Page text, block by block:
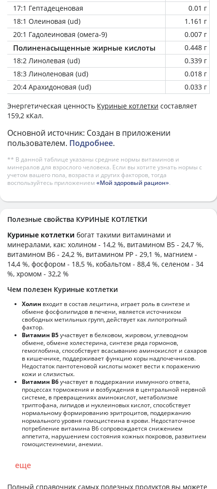
17:1 Гептадеценовая
0.01 г
18:1 Олеиновая (ud)
1.161 г
20:1 Гадолеиновая (омега-9)
0.007 г
Полиненасыщенные жирные кислоты
0.448 г
18:2 Линолевая (ud)
0.339 г
18:3 Линоленовая (ud)
0.018 г
20:4 Арахидоновая (ud)
0.033 г
Энергетическая ценность Куриные котлетки составляет
159,2 кКал.
Основной источник: Создан в приложении
пользователем. Подробнее.
** В данной таблице указаны средние нормы витаминов и
минералов для взрослого человека. Если вы хотите узнать нормы с
учетом вашего пола, возраста и других факторов, тогда
воспользуйтесь приложением «Мой здоровый рацион».
Полезные свойства КУРИНЫЕ КОТЛЕТКИ
Куриные котлетки богат такими витаминами и
минералами, как: холином - 14,2 %, витамином B5 - 24,7 %,
витамином B6 - 24,2 %, витамином PP - 29,1 %, магнием -
14,4 %, фосфором - 18,5 %, кобальтом - 88,4 %, селеном - 34
%, хромом - 32,2 %
Чем полезен Куриные котлетки
Холин входит в состав лецитина, играет роль в синтезе и
обмене фосфолипидов в печени, является источником
свободных метильных групп, действует как липотропный
фактор.
Витамин В5участвует в белковом, жировом, углеводном
обмене, обмене холестерина, синтезе ряда гормонов,
гемоглобина, способствует всасыванию аминокислот и сахаров
в кишечнике, поддерживает функцию коры надпочечников.
Недостаток пантотеновой кислоты может вести к поражению
кожи и слизистых.
Витамин В6участвует в поддержании иммунного ответа,
процессах торможения и возбуждения в центральной нервной
системе, в превращениях аминокислот, метаболизме
триптофана, липидов и нуклеиновых кислот, способствует
нормальному формированию эритроцитов, поддержанию
нормального уровня гомоцистеина в крови. Недостаточное
потребление витамина В6 сопровождается снижением
аппетита, нарушением состояния кожных покровов, развитием
гомоцистеинемии, анемии.
еще
Полный справочник самых полезных продуктов вы можете